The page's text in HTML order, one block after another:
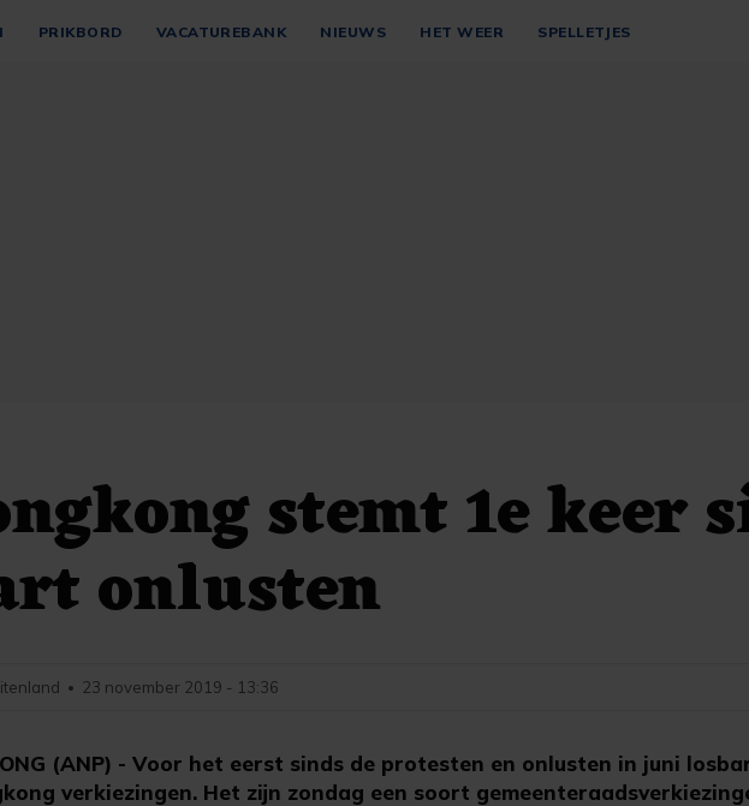
PRIKBORD VACATUREBANK NIEUWS HET WEER SPELLETJES
stemt 1e keer
onlusten
(ANP) - Voor het eerst sinds de protesten en onlusten in juni
verkiezingen. Het zijn zondag een soort
• 23 november 2019 - 13:36